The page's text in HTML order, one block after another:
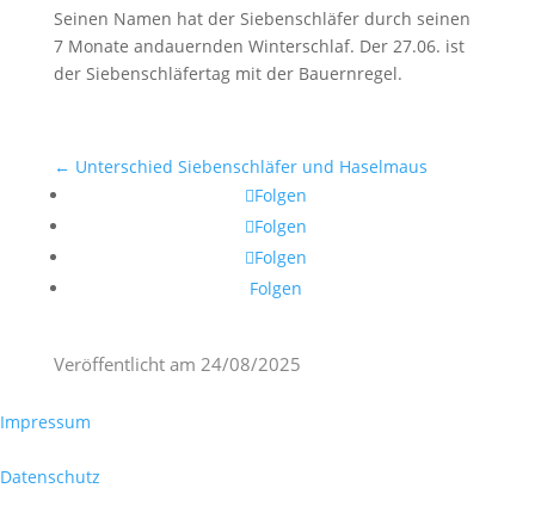
Seinen Namen hat der Siebenschläfer durch seinen
7 Monate andauernden Winterschlaf. Der 27.06. ist
der Siebenschläfertag mit der Bauernregel.
← Unterschied Siebenschläfer und Haselmaus
Folgen
Folgen
Folgen
Folgen
Veröffentlicht am 24/08/2025
Impressum
Datenschutz